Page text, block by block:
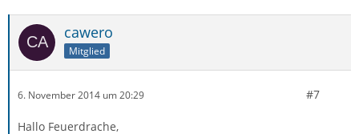
cawero
Mitglied
6. November 2014 um 20:29 #7
Hallo Feuerdrache,